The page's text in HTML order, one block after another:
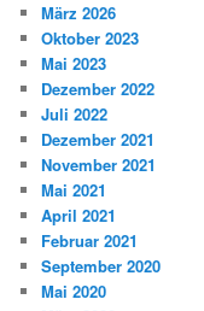
März 2026
Oktober 2023
Mai 2023
Dezember 2022
Juli 2022
Dezember 2021
November 2021
Mai 2021
April 2021
Februar 2021
September 2020
Mai 2020